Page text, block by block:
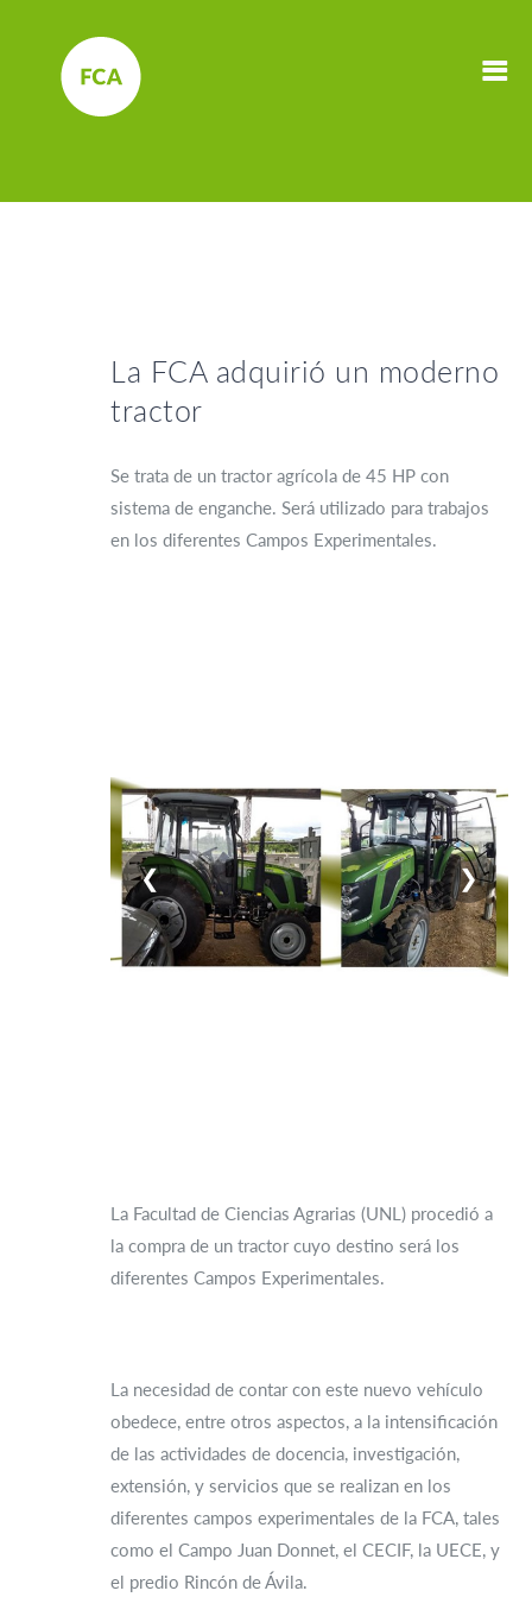
La FCA adquirió un moderno
tractor
Se trata de un tractor agrícola de 45 HP con
sistema de enganche. Será utilizado para trabajos
en los diferentes Campos Experimentales.
❮ ❯
La Facultad de Ciencias Agrarias (UNL) procedió a
la compra de un tractor cuyo destino será los
diferentes Campos Experimentales.
La necesidad de contar con este nuevo vehículo
obedece, entre otros aspectos, a la intensificación
de las actividades de docencia, investigación,
extensión, y servicios que se realizan en los
diferentes campos experimentales de la FCA, tales
como el Campo Juan Donnet, el CECIF, la UECE, y
el predio Rincón de Ávila.